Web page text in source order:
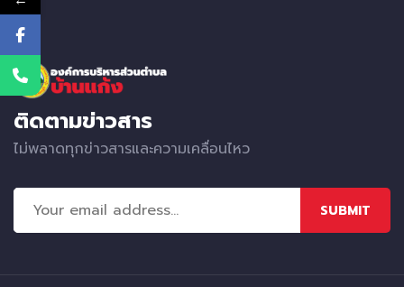
ติดตามข่าวสาร
ไม่พลาดทุกข่าวสารและความเคลื่อนไหว
SUBMIT